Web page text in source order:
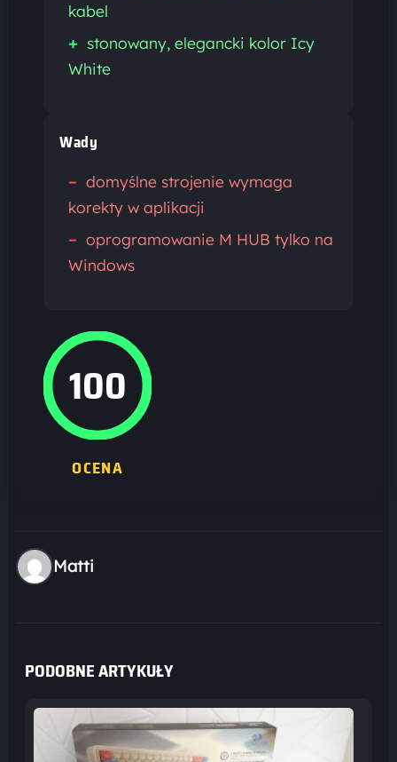
kabel
+ stonowany, elegancki kolor Icy
White
Wady
– domyślne strojenie wymaga
korekty w aplikacji
– oprogramowanie M HUB tylko na
Windows
100
OCENA
Matti
PODOBNE ARTYKUŁY